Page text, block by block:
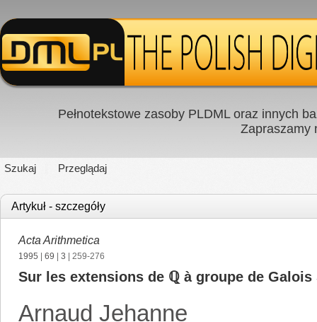
Pełnotekstowe zasoby PLDML oraz innych
Zapraszamy
Szukaj Przeglądaj
Artykuł - szczegóły
Acta Arithmetica
1995 69 3 | 259-276
Sur les extensions de ℚ à groupe de Galois
Arnaud Jehanne